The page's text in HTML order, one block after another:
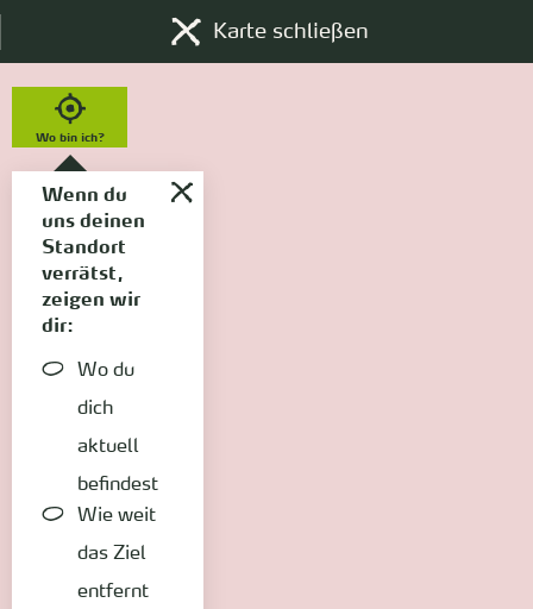
Karte schließen
Wo bin ich?
Wenn du
uns deinen
Standort
verrätst,
zeigen wir
dir:
Wo du
dich
aktuell
befindest
Wie weit
das Ziel
entfernt